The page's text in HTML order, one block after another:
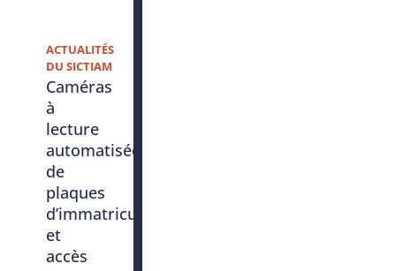
ACTUALITÉS
DU SICTIAM
Caméras
à
lecture
automatisée
de
plaques
d’immatriculation
et
accès